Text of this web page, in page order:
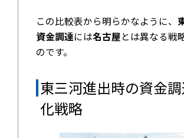
この比較表から明らかなように、
資金調達には名古屋とは異なる戦
のです。
東三河進出時の資金
化戦略